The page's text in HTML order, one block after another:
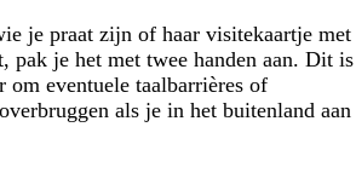
je praat zijn of haar visitekaartje met
pak je het met twee handen aan. Dit is
om eventuele taalbarrières of
als je in het buitenland aan